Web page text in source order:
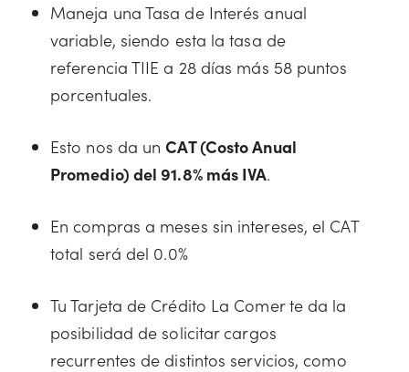
Maneja una Tasa de Interés anual
variable, siendo esta la tasa de
referencia TIIE a 28 días más 58 puntos
porcentuales.
Esto nos da unCAT (Costo Anual
Promedio) del 91.8% más IVA.
En compras a meses sin intereses, el CAT
total será del 0.0%
Tu Tarjeta de Crédito La Comer te da la
posibilidad de solicitar cargos
recurrentes de distintos servicios, como